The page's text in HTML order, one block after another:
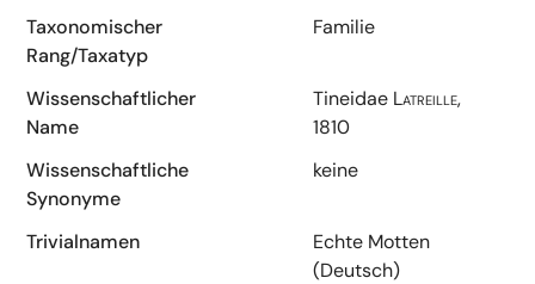
Taxonomischer
Rang/Taxatyp
Familie
Wissenschaftlicher
Name
Tineidae Latreille,
1810
Wissenschaftliche
Synonyme
keine
Trivialnamen
Echte Motten
(Deutsch)